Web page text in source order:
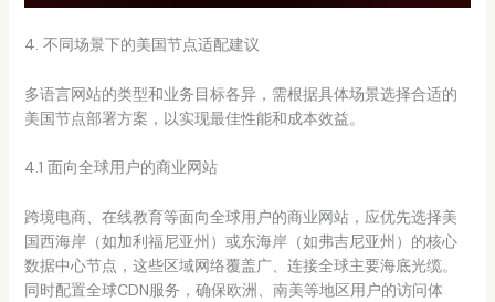
4. 不同场景下的美国节点适配建议
多语言网站的类型和业务目标各异，需根据具体场景选择合适的
美国节点部署方案，以实现最佳性能和成本效益。
4.1 面向全球用户的商业网站
跨境电商、在线教育等面向全球用户的商业网站，应优先选择美
国西海岸（如加利福尼亚州）或东海岸（如弗吉尼亚州）的核心
数据中心节点，这些区域网络覆盖广、连接全球主要海底光缆。
同时配置全球CDN服务，确保欧洲、南美等地区用户的访问体